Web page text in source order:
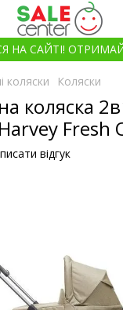
НА САЙТІ!
коляски Коляски
коляска
Fresh
відгук